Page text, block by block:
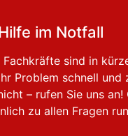
im Notfall
Fachkräfte sind in
Problem schnell und
– rufen Sie uns an!
zu allen Fragen